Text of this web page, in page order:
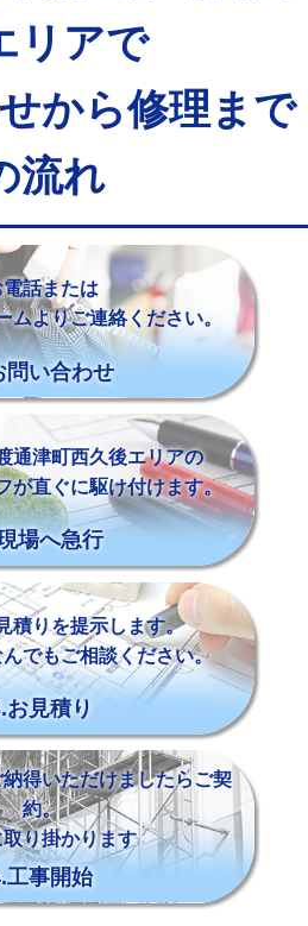
リアで
から修理まで
流れ
電話または
ムよりご連絡ください。
問い合わせ
通津町西久後エリアの
が直ぐに駆け付けます。
場へ急行
積りを提示します。
でもご相談ください。
お見積り
得いただけましたらご契
約。
り掛かります
工事開始